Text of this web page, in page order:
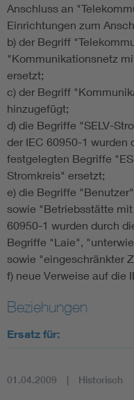
Anschluss an
Einrichtungen zum
b) der Begriff
"Kommunikationsnetz
ersetzt;
c) der Begriff
hinzugefügt;
d) die Begriffe "SELV-
der IEC 60950-1 wurden
festgelegten Begriffe
Stromkreis" ersetzt;
e) die Begriffe
sowie "Betriebsstätte
60950-1 wurden durch
Begriffe "Laie",
sowie "eingeschränkter
f) neue Verweise auf die
Beziehungen
Ersatz für:
01.04.2009 Historisch